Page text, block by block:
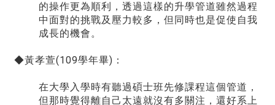
的操作更為順利，透過這樣的升學管道雖然過程
中面對的挑戰及壓力較多，但同時也是促使自我
成長的機會。
◆黃孝萱(109學年畢)：
在大學入學時有聽過碩士班先修課程這個管道，
但那時覺得離自己太遠就沒有多關注，還好系上